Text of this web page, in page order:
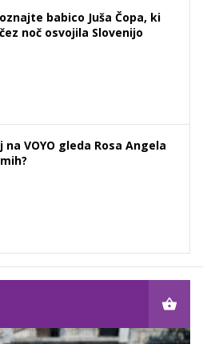
babico Juša Čopa, ki
noč osvojila Slovenijo
na VOYO gleda Rosa Angela